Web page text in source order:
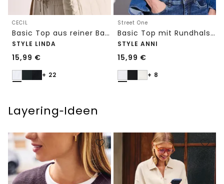
CECIL
Basic Top aus reiner Baumwolle
STYLE LINDA
15,99 €
+ 22
Street One
Basic Top mit Rundhals in Unifarbe
STYLE ANNI
15,99 €
+ 8
Layering‑Ideen